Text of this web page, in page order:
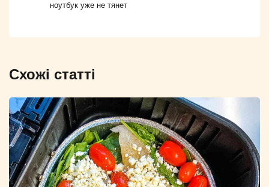
ноутбук уже не тянет
Схожі статті